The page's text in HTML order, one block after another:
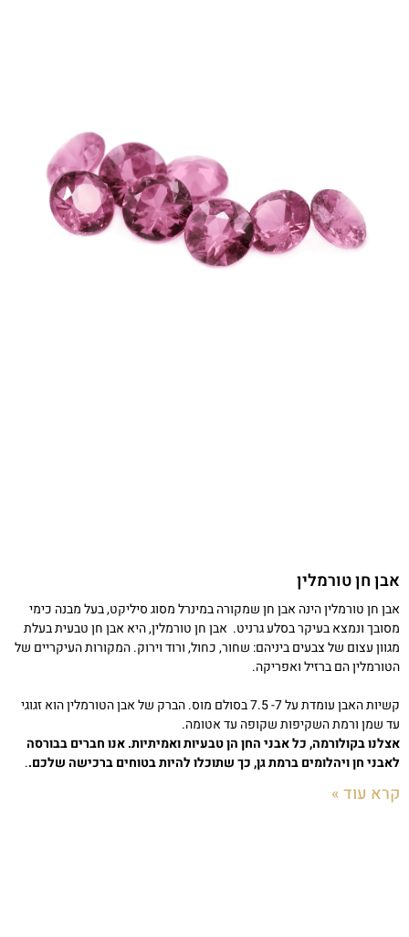
אבן חן טורמלין
אבן חן טורמלין הינה אבן חן שמקורה במינרל מסוג סיליקט, בעל מבנה כימי
מסובך ונמצא בעיקר בסלע גרניט. אבן חן טורמלין, היא אבן חן טבעית בעלת
מגוון עצום של צבעים ביניהם: שחור, כחול, ורוד וירוק. המקורות העיקריים של
הטורמלין הם ברזיל ואפריקה.
קשיות האבן עומדת על 7- 7.5 בסולם מוס. הברק של אבן הטורמלין הוא זגוגי
עד שמן ורמת השקיפות שקופה עד אטומה.
אצלנו בקולורמה, כל אבני החן הן טבעיות ואמיתיות. אנו חברים בבורסה
לאבני חן ויהלומים ברמת גן, כך שתוכלו להיות בטוחים ברכישה שלכם..
קרא עוד »